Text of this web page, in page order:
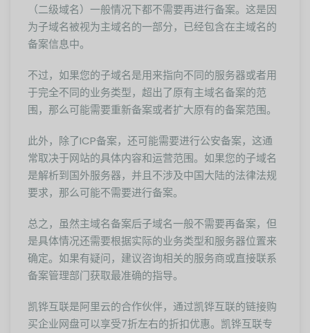
（二级域名）一般情况下都不需要再进行备案。这是因
为子域名被视为主域名的一部分，已经包含在主域名的
备案信息中。
不过，如果您的子域名是用来指向不同的服务器或者用
于完全不同的业务类型，超出了原有主域名备案的范
围，那么可能需要重新备案或者扩大原有的备案范围。
此外，除了ICP备案，还可能需要进行公安备案，这通
常取决于网站的具体内容和运营范围。如果您的子域名
是解析到国外服务器，并且不涉及中国大陆的法律法规
要求，那么可能不需要进行备案。
总之，虽然主域名备案后子域名一般不需要再备案，但
是具体情况还需要根据实际的业务类型和服务器位置来
确定。如果有疑问，建议咨询相关的服务商或直接联系
备案管理部门获取最准确的指导。
凯铧互联是阿里云的合作伙伴，通过凯铧互联的链接购
买企业网盘可以享受7折左右的折扣优惠。凯铧互联专